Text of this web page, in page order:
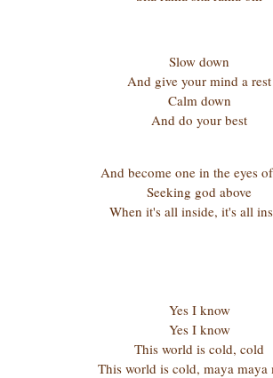
Slow down
And give your mind a rest
Calm down
And do your best
And become one in the eyes
Seeking god above
When it's all inside, it's all
Yes I know
Yes I know
This world is cold, cold
This world is cold, maya maya